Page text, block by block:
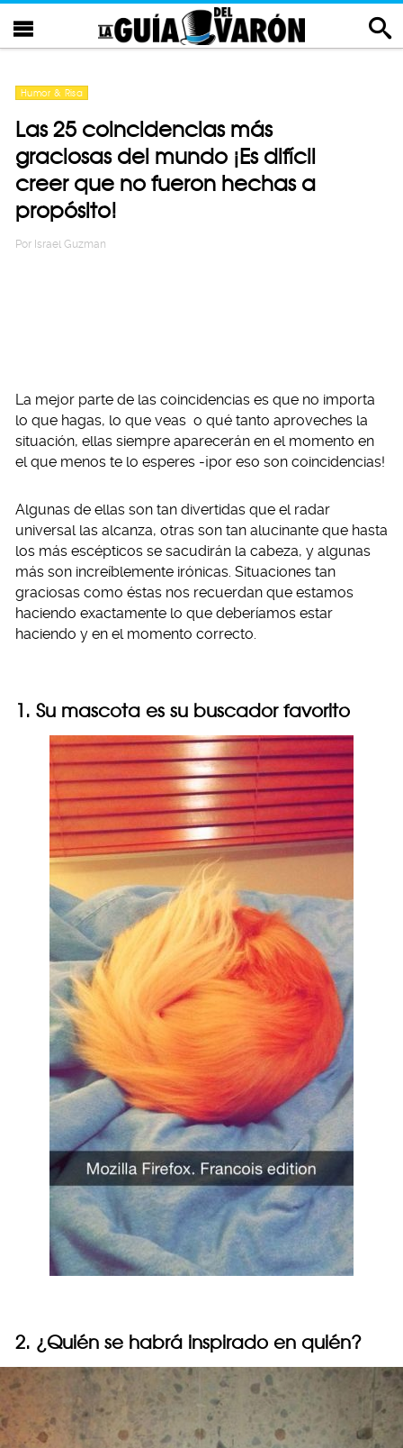
Humor & Risa
Las 25 coincidencias más
graciosas del mundo ¡Es difícil
creer que no fueron hechas a
propósito!
Por Israel Guzman
La mejor parte de las coincidencias es que no importa
lo que hagas, lo que veas o qué tanto aproveches la
situación, ellas siempre aparecerán en el momento en
el que menos te lo esperes -¡por eso son coincidencias!
Algunas de ellas son tan divertidas que el radar
universal las alcanza, otras son tan alucinante que hasta
los más escépticos se sacudirán la cabeza, y algunas
más son increíblemente irónicas. Situaciones tan
graciosas como éstas nos recuerdan que estamos
haciendo exactamente lo que deberíamos estar
haciendo y en el momento correcto.
1. Su mascota es su buscador favorito
2. ¿Quién se habrá inspirado en quién?